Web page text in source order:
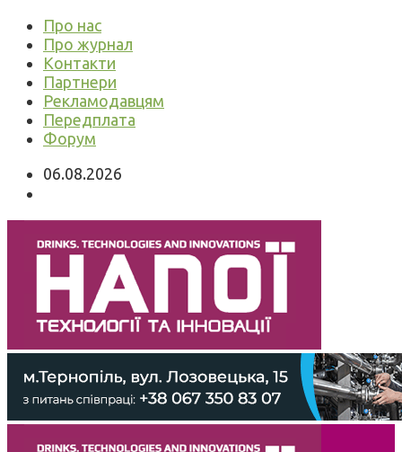
Про нас
Про журнал
Контакти
Партнери
Рекламодавцям
Передплата
Форум
06.08.2026